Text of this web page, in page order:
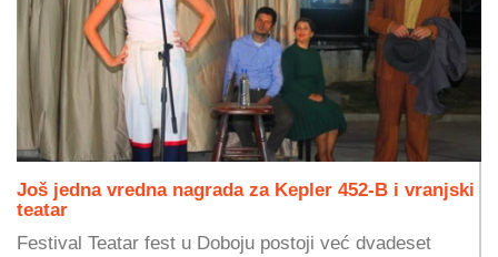
Još jedna vredna nagrada za Kepler 452-B i vranjski
teatar
Festival Teatar fest u Doboju postoji već dvadeset